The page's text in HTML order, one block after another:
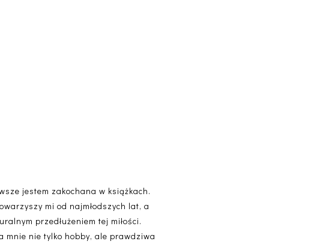
jestem zakochana w książkach.
mi od najmłodszych lat, a
przedłużeniem tej miłości.
mnie nie tylko hobby, ale prawdziwa